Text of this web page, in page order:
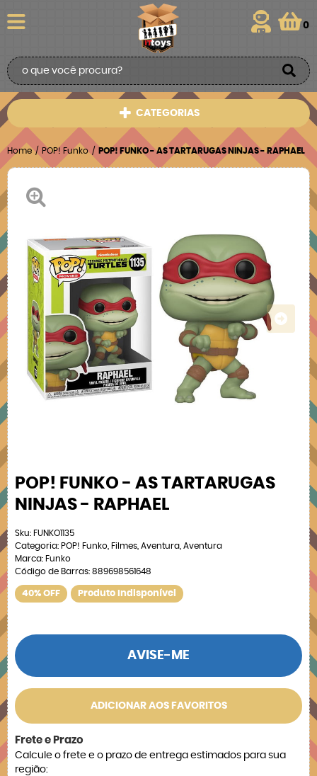
0
CATEGORIAS
Home POP! Funko POP! FUNKO - AS TARTARUGAS NINJAS - RAPHAEL
POP! FUNKO - AS TARTARUGAS
NINJAS - RAPHAEL
Sku: FUNKO1135
Categoria: POP! Funko Filmes Aventura Aventura
Marca: Funko
Código de Barras: 889698561648
40% OFF Produto Indisponível
AVISE-ME
ADICIONAR AOS FAVORITOS
Frete e Prazo
Calcule o frete e o prazo de entrega estimados para sua
região: